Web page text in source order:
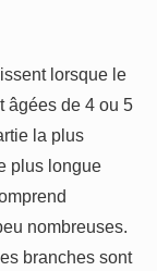
lorsque le
âgées de 4 ou 5
la plus
plus longue
nombreuses.
branches sont